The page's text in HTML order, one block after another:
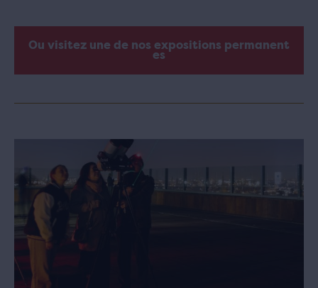
Ou visitez une de nos expositions permanent
es